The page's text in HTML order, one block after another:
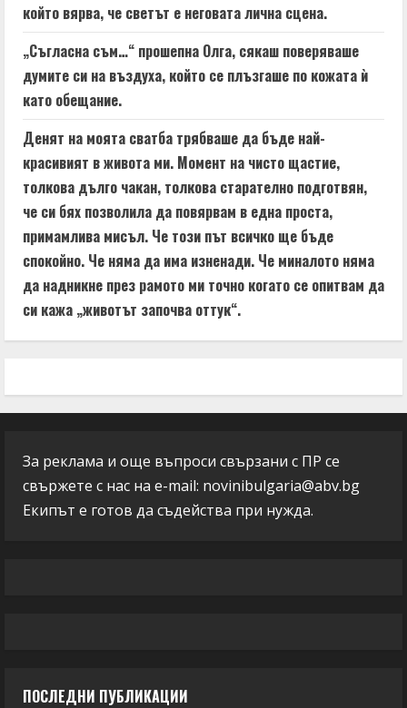
който вярва, че светът е неговата лична сцена.
„Съгласна съм…“ прошепна Олга, сякаш поверяваше
думите си на въздуха, който се плъзгаше по кожата ѝ
като обещание.
Денят на моята сватба трябваше да бъде най-
красивият в живота ми. Момент на чисто щастие,
толкова дълго чакан, толкова старателно подготвян,
че си бях позволила да повярвам в една проста,
примамлива мисъл. Че този път всичко ще бъде
спокойно. Че няма да има изненади. Че миналото няма
да надникне през рамото ми точно когато се опитвам да
си кажа „животът започва оттук“.
За реклама и още въпроси свързани с ПР се
свържете с нас на e-mail: novinibulgaria@abv.bg
Екипът е готов да съдейства при нужда.
ПОСЛЕДНИ ПУБЛИКАЦИИ